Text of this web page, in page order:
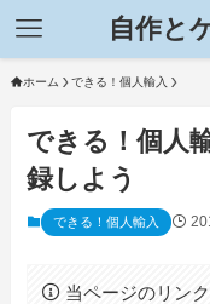
自作と
ホーム できる！個人輸入
できる！個
録しよう
できる！個人輸入
当ページのリン